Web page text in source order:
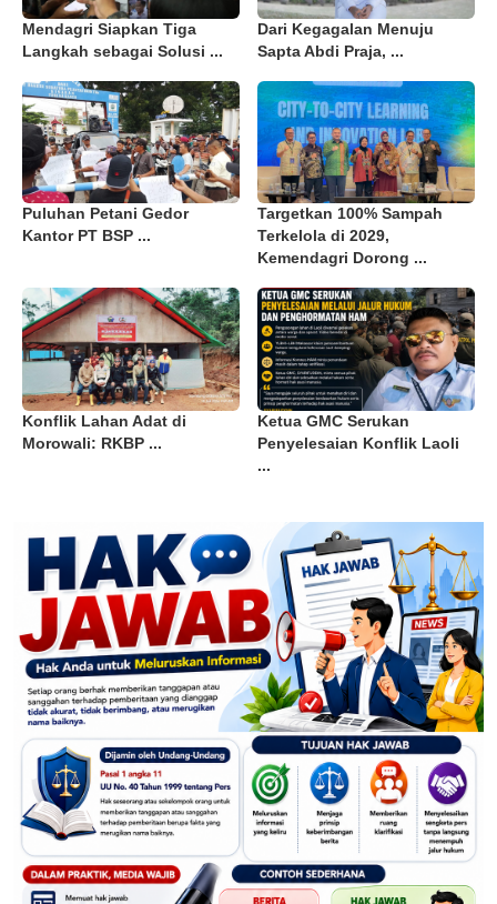
Mendagri Siapkan Tiga
Langkah sebagai Solusi ...
Dari Kegagalan Menuju
Sapta Abdi Praja, ...
Puluhan Petani Gedor
Kantor PT BSP ...
Targetkan 100% Sampah
Terkelola di 2029,
Kemendagri Dorong ...
Konflik Lahan Adat di
Morowali: RKBP ...
Ketua GMC Serukan
Penyelesaian Konflik Laoli
...